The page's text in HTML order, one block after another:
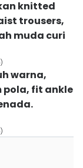
knitted
trousers,
muda curi
warna,
pola, fit ankle